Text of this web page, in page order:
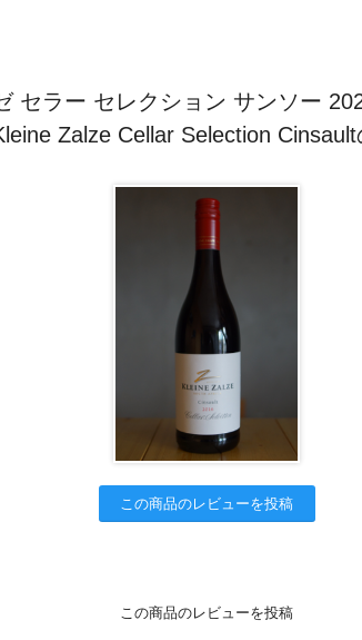
セラー セレクション サンソー
Zalze Cellar Selection
この商品のレビューを投稿
この商品のレビューを投稿